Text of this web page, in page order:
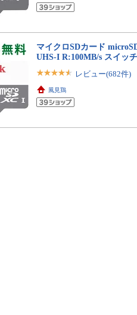
マイクロSDカード
UHS-I R:100MB/s スイッ
レビュー(682件)
風見鶏